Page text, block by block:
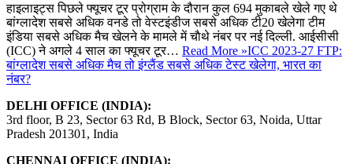
हाइलाइट्स पिछले फ्यूचर टूर प्रोग्राम के दौरान कुल 694 मुकाबले खेले गए थे
बांग्लादेश सबसे अधिक वनडे तो वेस्टइंडीज सबसे अधिक टी20 खेलेगा टीम
इंडिया सबसे अधिक मैच खेलने के मामले में चाैथे नंबर पर नई दिल्ली. आईसीसी
(ICC) ने अगले 4 साल का फ्यूचर टूर… Read More »ICC 2023-27 FTP:
बांग्लादेश सबसे अधिक मैच तो इंग्लैंड सबसे अधिक टेस्ट खेलेगा, भारत का
नंबर?
DELHI OFFICE (INDIA):
3rd floor, B 23, Sector 63 Rd, B Block, Sector 63, Noida, Uttar
Pradesh 201301, India
CHENNAI OFFICE (INDIA):